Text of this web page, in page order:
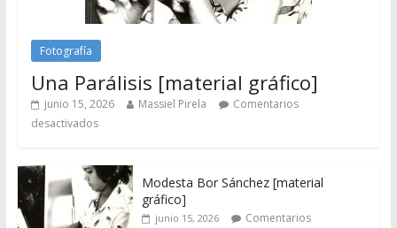
Fotografía
Una Parálisis [material gráfico]
junio 15, 2026 Massiel Pirela
Comentarios
desactivados
Modesta Bor Sánchez [material
gráfico]
junio 15, 2026
Comentarios